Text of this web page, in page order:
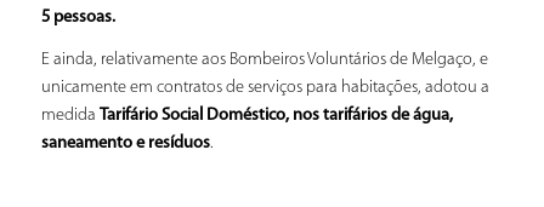
5 pessoas.
E ainda, relativamente aos Bombeiros Voluntários de Melgaço, e
unicamente em contratos de serviços para habitações, adotou a
medida
Tarifário Social Doméstico, nos tarifários de água,
saneamento e resíduos.